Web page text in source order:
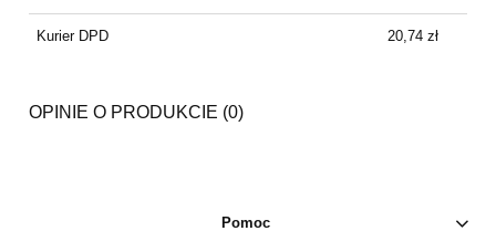
Kurier DPD 20,74 zł
OPINIE O PRODUKCIE (0)
Pomoc